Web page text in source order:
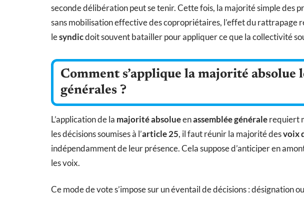
seconde délibération peut se tenir. Cette fois, la majorité simple des
sans mobilisation effective des copropriétaires, l’effet du rattrapage
lesyndicdoit souvent batailler pour appliquer ce que la collectivité
Comment s’applique la majorité absolue
générales ?
L’application de la majorité absolueenassemblée généralerequiert
les décisions soumises à l’article 25, il faut réunir la majorité desvoix
indépendamment de leur présence. Cela suppose d’anticiper en
les voix.
Ce mode de vote s’impose sur un éventail de décisions : désignation